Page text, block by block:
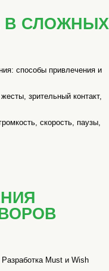
В СЛОЖНЫХ
способы привлечения и
зрительный контакт,
скорость, паузы,
Must и Wish